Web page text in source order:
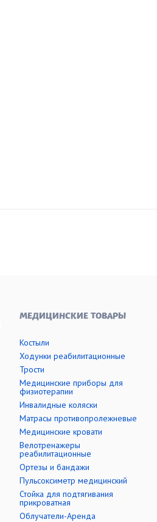
МЕДИЦИНСКИЕ ТОВАРЫ
Костыли
Ходунки реабилитационные
Трости
Медицинские приборы для
физиотерапии
Инвалидные коляски
Матрасы противопролежневые
Медицинские кровати
Велотренажеры
реабилитационные
Ортезы и бандажи
Пульсоксиметр медицинский
Стойка для подтягивания
прикроватная
Облучатели-Аренда